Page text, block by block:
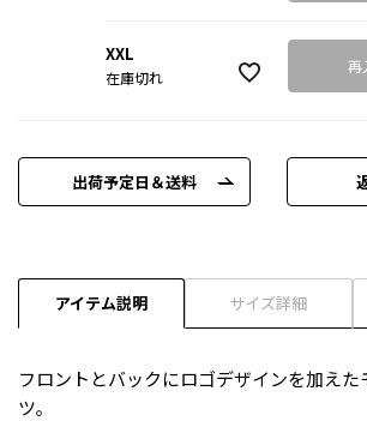
XXL
在庫切れ
再
出荷予定日＆送料
アイテム説明 サイズ詳細
フロントとバックにロゴデザインを加え
ツ｡